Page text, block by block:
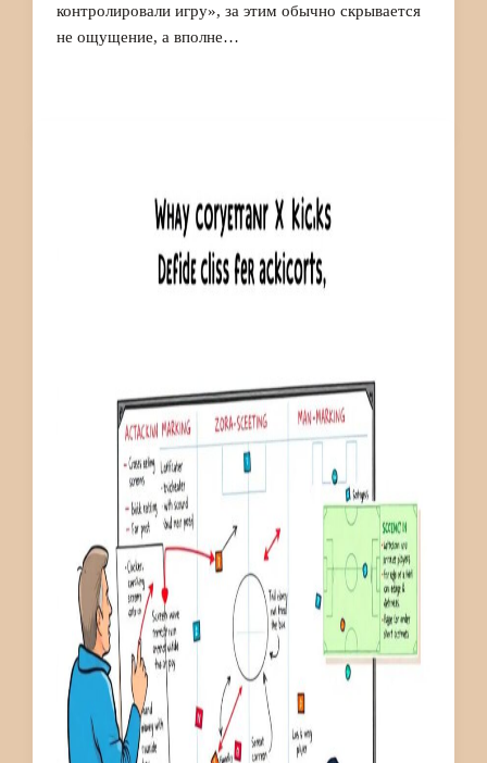
контролировали игру», за этим обычно скрывается
не ощущение, а вполне…